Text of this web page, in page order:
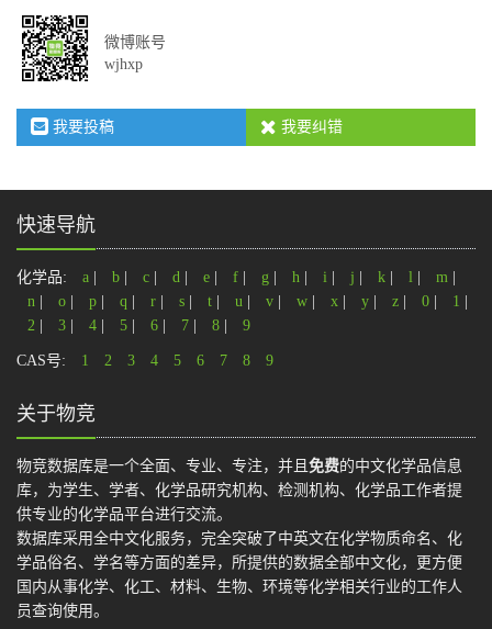
微博账号
wjhxp
我要投稿 我要纠错
快速导航
化学品: a b c d e f g h i j k l m
n
o p q r s t u v w x y z 0 1
2
3 4 5 6 7 8 9
CAS号: 1 2 3 4 5 6 7 8 9
关于物竞
物竞数据库是一个全面、专业、专注，并且 免费的中文化学品信息
库，为学生、学者、化学品研究机构、检测机构、化学品工作者提
供专业的化学品平台进行交流。
数据库采用全中文化服务，完全突破了中英文在化学物质命名、化
学品俗名、学名等方面的差异，所提供的数据全部中文化，更方便
国内从事化学、化工、材料、生物、环境等化学相关行业的工作人
员查询使用。